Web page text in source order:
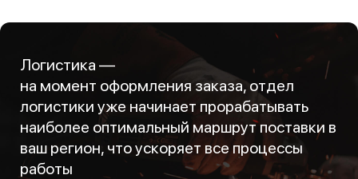
Логистика —
на момент оформления заказа, отдел
логистики уже начинает прорабатывать
наиболее оптимальный маршрут поставки в
ваш регион, что ускоряет все процессы
работы